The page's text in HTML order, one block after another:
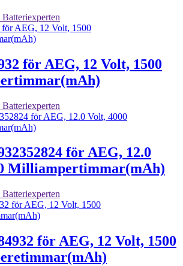
för AEG, 12 Volt, 1500
för AEG, 12.0
Milliampertimmar(mAh)
för AEG, 12 Volt, 1500